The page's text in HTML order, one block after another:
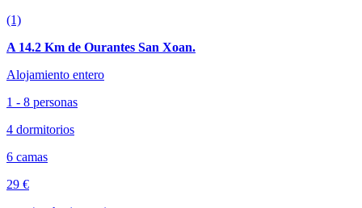
(1)
A 14.2 Km de Ourantes San Xoan.
Alojamiento entero
1 - 8 personas
4 dormitorios
6 camas
29 €